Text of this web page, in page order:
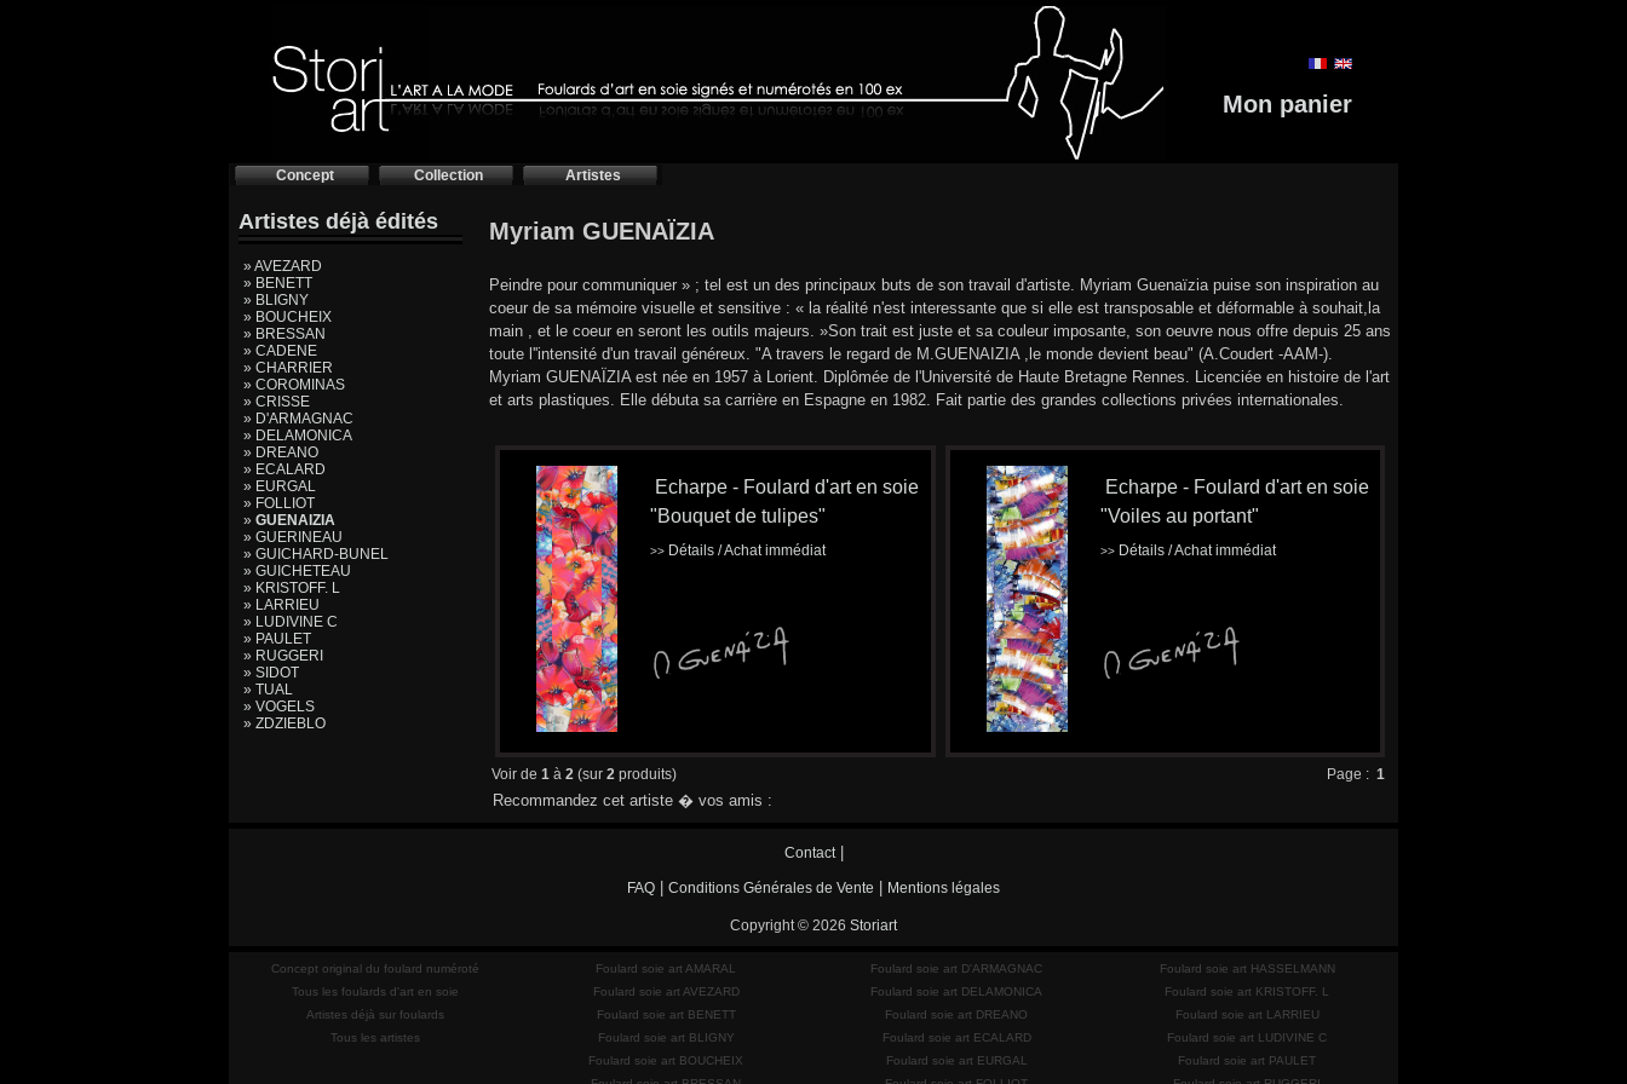
Mon panier
Concept Collection Artistes
Artistes déjà édités
» AVEZARD
» BENETT
» BLIGNY
» BOUCHEIX
» BRESSAN
» CADENE
» CHARRIER
» COROMINAS
» CRISSE
» D'ARMAGNAC
» DELAMONICA
» DREANO
» ECALARD
» EURGAL
» FOLLIOT
» GUENAIZIA
» GUERINEAU
» GUICHARD-BUNEL
» GUICHETEAU
» KRISTOFF. L
» LARRIEU
» LUDIVINE C
» PAULET
» RUGGERI
» SIDOT
» TUAL
» VOGELS
» ZDZIEBLO
Myriam GUENAÏZIA
Peindre pour communiquer » ; tel est un des principaux buts de son travail d'artiste. Myriam Guenaïzia puise son inspiration au
coeur de sa mémoire visuelle et sensitive : « la réalité n'est interessante que si elle est transposable et déformable à souhait,la
main , et le coeur en seront les outils majeurs. »Son trait est juste et sa couleur imposante, son oeuvre nous offre depuis 25 ans
toute l''intensité d'un travail généreux. "A travers le regard de M.GUENAIZIA ,le monde devient beau" (A.Coudert -AAM-).
Myriam GUENAÏZIA est née en 1957 à Lorient. Diplômée de l'Université de Haute Bretagne Rennes. Licenciée en histoire de l'art
et arts plastiques. Elle débuta sa carrière en Espagne en 1982. Fait partie des grandes collections privées internationales.
Echarpe - Foulard d'art en soie
"Bouquet de tulipes"
>> Détails / Achat immédiat
Echarpe - Foulard d'art en soie
"Voiles au portant"
>> Détails / Achat immédiat
Voir de 1 à 2 (sur 2 produits) Page : 1
Recommandez cet artiste � vos amis :
Contact|
FAQ Conditions Générales de Vente Mentions légales
Copyright © 2026 Storiart
Concept original du foulard numéroté
Tous les foulards d'art en soie
Artistes déjà sur foulards
Tous les artistes
Foulard soie art AMARAL
Foulard soie art AVEZARD
Foulard soie art BENETT
Foulard soie art BLIGNY
Foulard soie art BOUCHEIX
Foulard soie art D'ARMAGNAC
Foulard soie art DELAMONICA
Foulard soie art DREANO
Foulard soie art ECALARD
Foulard soie art EURGAL
Foulard soie art HASSELMANN
Foulard soie art KRISTOFF. L
Foulard soie art LARRIEU
Foulard soie art LUDIVINE C
Foulard soie art PAULET